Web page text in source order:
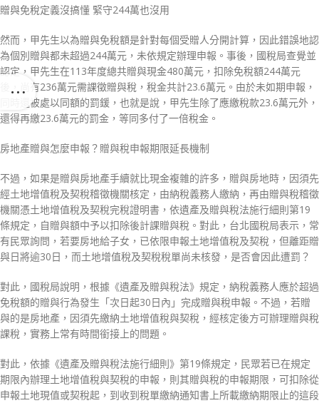
贈與免稅定義沒搞懂 緊守244萬也沒用
然而，甲先生以為贈與免稅額是針對每個受贈人分開計算，因此錯誤地認
為個別贈與都未超過244萬元，未依規定辦理申報。事後，國稅局查覺並
認定，甲先生在113年度總共贈與現金480萬元，扣除免稅額244萬元
後，尚有236萬元需課徵贈與稅，稅金共計23.6萬元。由於未如期申報，
同時還被處以同額的罰鍰，也就是說，甲先生除了應繳稅款23.6萬元外，
還得再繳23.6萬元的罰金，等同多付了一倍稅金。
房地產贈與怎麼申報？贈與稅申報期限延長機制
不過，如果是贈與房地產手續就比現金複雜的許多，贈與房地時，因須先
經土地增值稅及契稅稽徵機關核定，由納稅義務人繳納，再由贈與稅稽徵
機關憑土地增值稅及契稅完稅證明書，依遺產及贈與稅法施行細則第19
條規定，自贈與額中予以扣除後計課贈與稅。對此，台北國稅局表示，常
有民眾詢問，若要房地給子女，已依限申報土地增值稅及契稅，但離距贈
與日將逾30日，而土地增值稅及契稅稅單尚未核發，是否會因此遭罰？
對此，國稅局說明，根據《遺產及贈與稅法》規定，納稅義務人應於超過
免稅額的贈與行為發生「次日起30日內」完成贈與稅申報。不過，若贈
與的是房地產，因須先繳納土地增值稅與契稅，經核定後方可辦理贈與稅
課稅，實務上常有時間銜接上的問題。
對此，依據《遺產及贈與稅法施行細則》第19條規定，民眾若已在規定
期限內辦理土地增值稅與契稅的申報，則其贈與稅的申報期限，可扣除從
申報土地現值或契稅起，到收到稅單繳納通知書上所載繳納期限止的這段